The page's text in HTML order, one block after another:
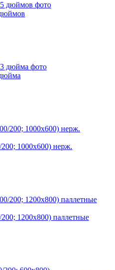
1000х600) нерж.
1200х800) паллетные